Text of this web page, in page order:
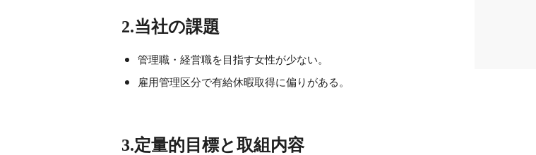
2.当社の課題
管理職・経営職を目指す女性が少ない。
雇用管理区分で有給休暇取得に偏りがある。
3.定量的目標と取組内容